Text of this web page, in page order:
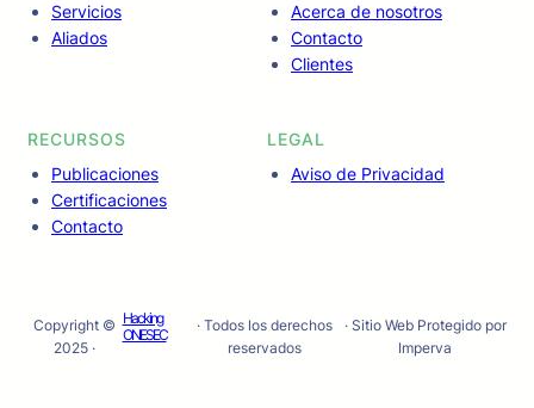
Servicios
Aliados
Acerca de nosotros
Contacto
Clientes
RECURSOS
Publicaciones
Certificaciones
Contacto
LEGAL
Aviso de Privacidad
Copyright ©
2025 ·
Hacking
ONESEC
· Todos los derechos
reservados
· Sitio Web Protegido por
Imperva